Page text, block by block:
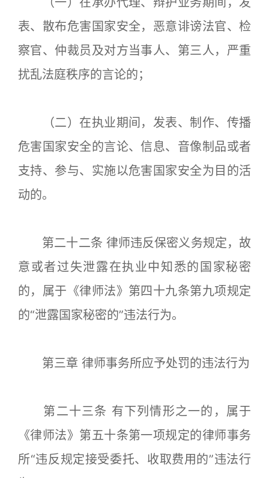
表、散布危害国家安全，恶意诽谤法官、检
察官、仲裁员及对方当事人、第三人，严重
扰乱法庭秩序的言论的；
（二）在执业期间，发表、制作、传播
危害国家安全的言论、信息、音像制品或者
支持、参与、实施以危害国家安全为目的活
动的。
第二十二条 律师违反保密义务规定，故
意或者过失泄露在执业中知悉的国家秘密
的，属于《律师法》第四十九条第九项规定
的“泄露国家秘密的”违法行为。
第三章 律师事务所应予处罚的违法行为
第二十三条 有下列情形之一的，属于
《律师法》第五十条第一项规定的律师事务
所“违反规定接受委托、收取费用的”违法行